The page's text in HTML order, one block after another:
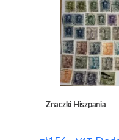
Znaczki Hiszpania